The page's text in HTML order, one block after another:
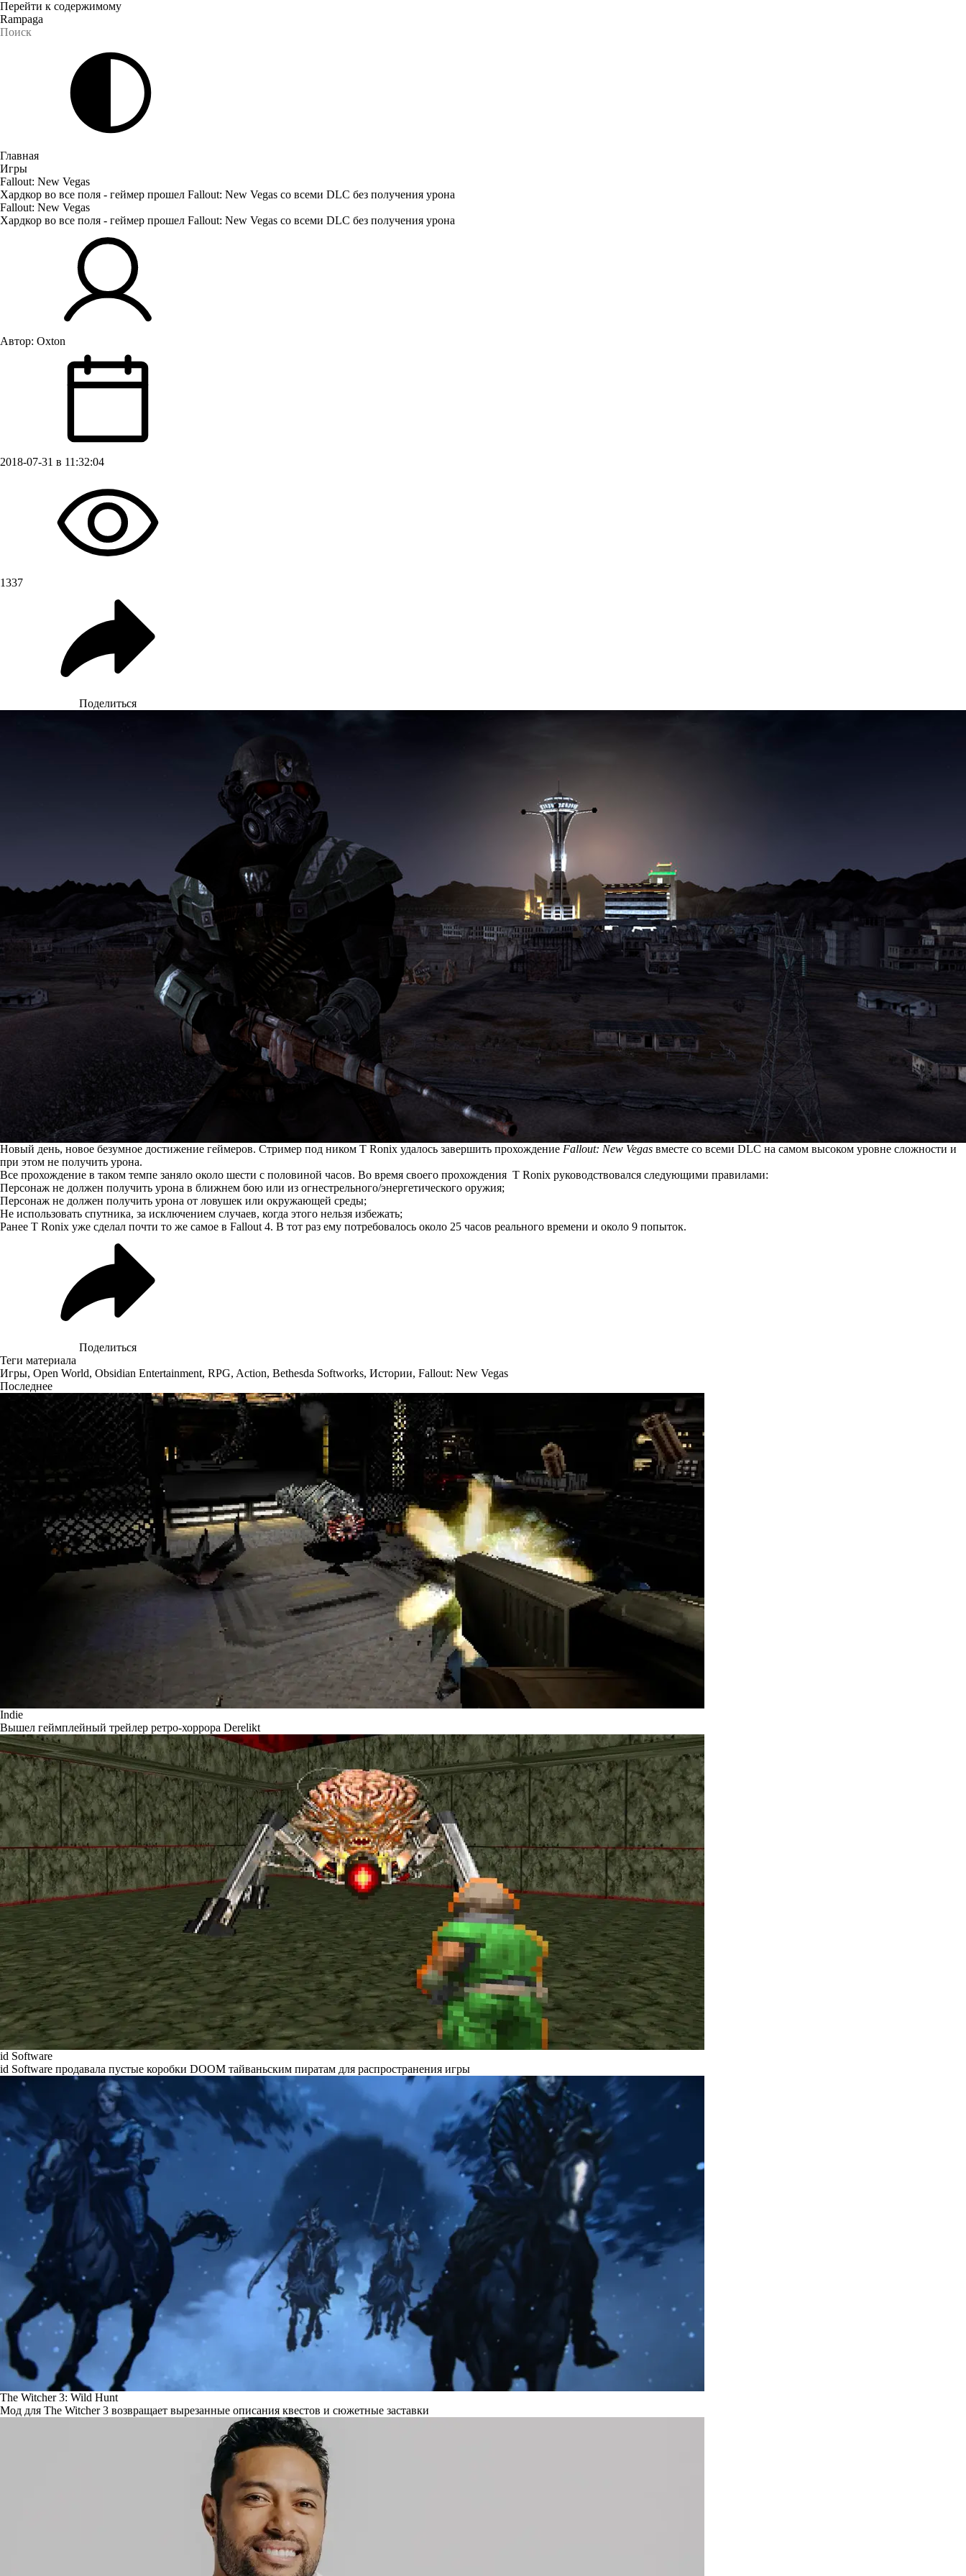
Перейти к содержимому
Rampaga
Главная
Игры
Fallout: New Vegas
Хардкор во все поля - геймер прошел Fallout: New Vegas со всеми DLC без получения урона
Fallout: New Vegas
Хардкор во все поля - геймер прошел Fallout: New Vegas со всеми DLC без получения урона
Автор: Oxton
2018-07-31 в 11:32:04
1337
Поделиться
Новый день, новое безумное достижение геймеров. Стример под ником T Ronix удалось завершить прохождение Fallout: New Vegas вместе со всеми DLC на самом высоком уровне сложности и
при этом не получить урона.
Все прохождение в таком темпе заняло около шести с половиной часов. Во время своего прохождения T Ronix руководствовался следующими правилами:
Персонаж не должен получить урона в ближнем бою или из огнестрельного/энергетического оружия;
Персонаж не должен получить урона от ловушек или окружающей среды;
Не использовать спутника, за исключением случаев, когда этого нельзя избежать;
Ранее T Ronix уже сделал почти то же самое в Fallout 4. В тот раз ему потребовалось около 25 часов реального времени и около 9 попыток.
Поделиться
Теги материала
Игры, Open World, Obsidian Entertainment, RPG, Action, Bethesda Softworks, Истории, Fallout: New Vegas
Последнее
Indie
Вышел геймплейный трейлер ретро-хоррора Derelikt
id Software
id Software продавала пустые коробки DOOM тайваньским пиратам для распространения игры
The Witcher 3: Wild Hunt
Мод для The Witcher 3 возвращает вырезанные описания квестов и сюжетные заставки